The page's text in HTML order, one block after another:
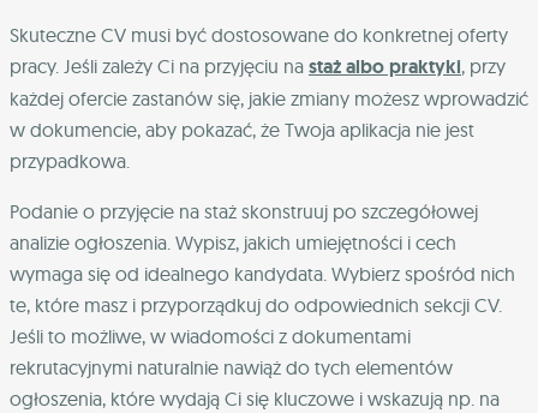
Skuteczne CV musi być dostosowane do konkretnej oferty
pracy. Jeśli zależy Ci na przyjęciu na staż albo praktyki, przy
każdej ofercie zastanów się, jakie zmiany możesz wprowadzić
w dokumencie, aby pokazać, że Twoja aplikacja nie jest
przypadkowa.
Podanie o przyjęcie na staż skonstruuj po szczegółowej
analizie ogłoszenia. Wypisz, jakich umiejętności i cech
wymaga się od idealnego kandydata. Wybierz spośród nich
te, które masz i przyporządkuj do odpowiednich sekcji CV.
Jeśli to możliwe, w wiadomości z dokumentami
rekrutacyjnymi naturalnie nawiąż do tych elementów
ogłoszenia, które wydają Ci się kluczowe i wskazują np. na